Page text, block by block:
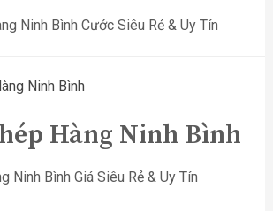
Ninh Bình Cước Siêu Rẻ & Uy Tín
Hàng Ninh Bình
Ninh Bình Giá Siêu Rẻ & Uy Tín